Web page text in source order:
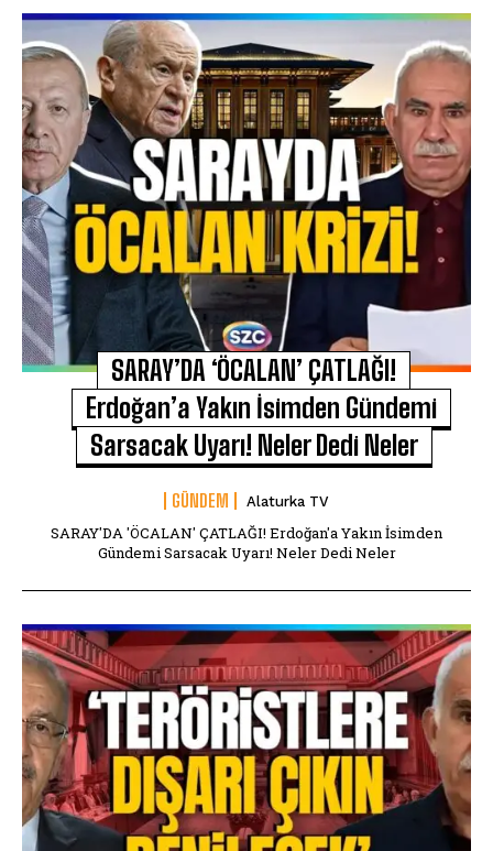
SARAY’DA ‘ÖCALAN’ ÇATLAĞI!
Erdoğan’a Yakın İsimden Gündemi
Sarsacak Uyarı! Neler Dedi Neler
GÜNDEM Alaturka TV
SARAY'DA 'ÖCALAN' ÇATLAĞI! Erdoğan'a Yakın İsimden
Gündemi Sarsacak Uyarı! Neler Dedi Neler